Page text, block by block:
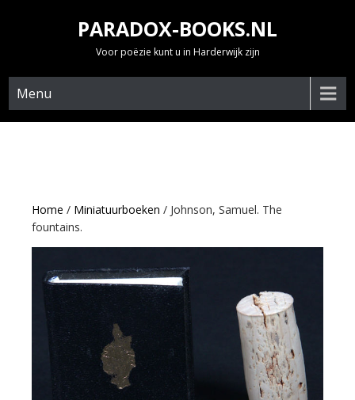
PARADOX-BOOKS.NL
Voor poëzie kunt u in Harderwijk zijn
Menu
Home / Miniatuurboeken / Johnson, Samuel. The
fountains.